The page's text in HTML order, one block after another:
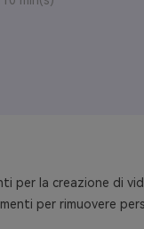
per la creazione di
per rimuovere